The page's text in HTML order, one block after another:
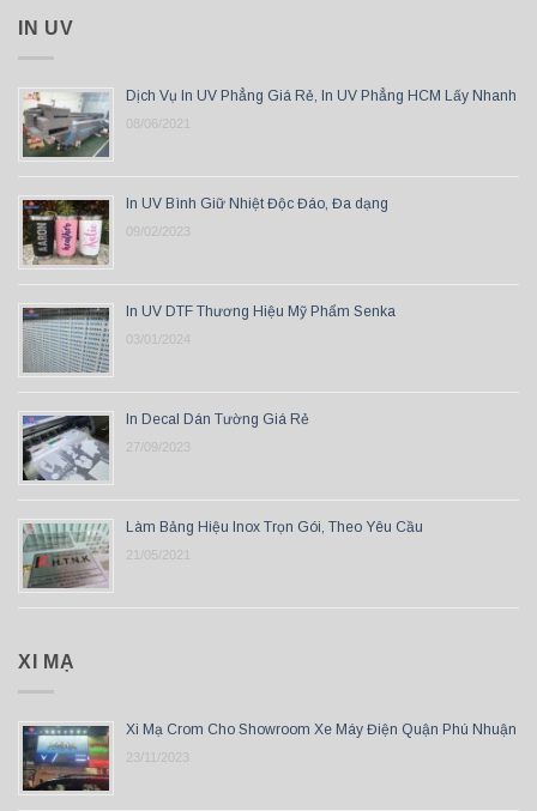
IN UV
Dịch Vụ In UV Phẳng Giá Rẻ, In UV Phẳng HCM Lấy Nhanh
08/06/2021
In UV Bình Giữ Nhiệt Độc Đáo, Đa dạng
09/02/2023
In UV DTF Thương Hiệu Mỹ Phẩm Senka
03/01/2024
In Decal Dán Tường Giá Rẻ
27/09/2023
Làm Bảng Hiệu Inox Trọn Gói, Theo Yêu Cầu
21/05/2021
XI MẠ
Xi Mạ Crom Cho Showroom Xe Máy Điện Quận Phú Nhuận
23/11/2023